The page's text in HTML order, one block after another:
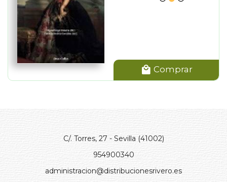
Comprar
C/. Torres, 27 - Sevilla (41002)
954900340
administracion@distribucionesrivero.es